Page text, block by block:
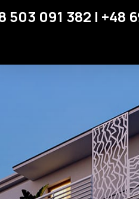
503 091 382 | +48
Miejsca parkingowe